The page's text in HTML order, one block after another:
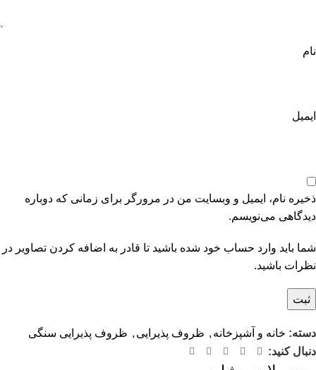
نام
ایمیل
ذخیره نام، ایمیل و وبسایت من در مرورگر برای زمانی که دوباره
دیدگاهی می‌نویسم.
شما باید وارد حساب خود شده باشید تا قادر به اضافه کردن تصاویر در
نظرات باشید.
دسته: خانه و آشپزخانه , ظروف پذیرایی , ظروف پذیرایی سنگی
دنبال کنید: